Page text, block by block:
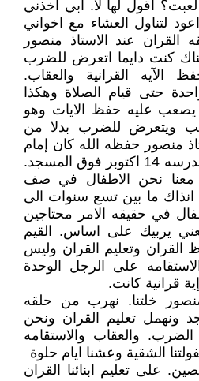
اقول لها لا. أبي اخذني
لتناول العشاء مع اخواني
عند الاستاذ منصور
كنت دايما اتعرض للضرب
الآيه القرانية والعقاب.
حتى قيام الصلاة وهكذا
عليه حفظ الايات وهو
ويتعرض للضرب بدلا من
منصور حفظه الله كان إمام
مسجد ومدرس دين في مدرسه 14 اكتوبر فوق المسجد.
معنا نحن الاطفال في صف
انذاك ما بين تسع سنوات الى
في حقيقه الامر محتاجين
يربيك على اساس. القيم
القران وتعليم القران وليس
على الرجل الوحدة
قرانية كانت.
خلتنا. نهرب من حلقه
ونهمل تعليم القران ونحن
والعقاب والاستقامه
الشقية وعشنا ايام حلوة
على تعليم ابنائنا القران